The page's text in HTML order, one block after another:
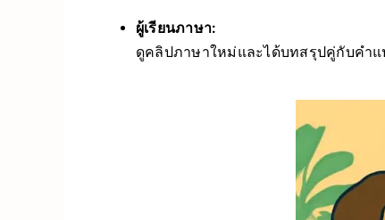
ผู้เรียนภาษา:
ดูคลิปภาษาใหม่และได้บทสรุปคู่กับคำแ